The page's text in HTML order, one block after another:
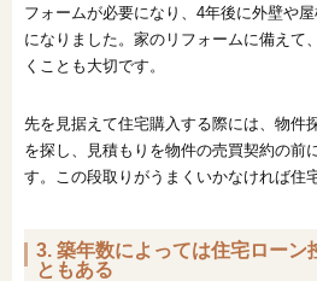
フォームが必要になり、4年後に外壁や
になりました。家のリフォームに備えて
くことも大切です。
先を見据えて住宅購入する際には、物件
を探し、見積もりを物件の売買契約の前
す。この段取りがうまくいかなければ住
3. 築年数によっては住宅ローン
ともある